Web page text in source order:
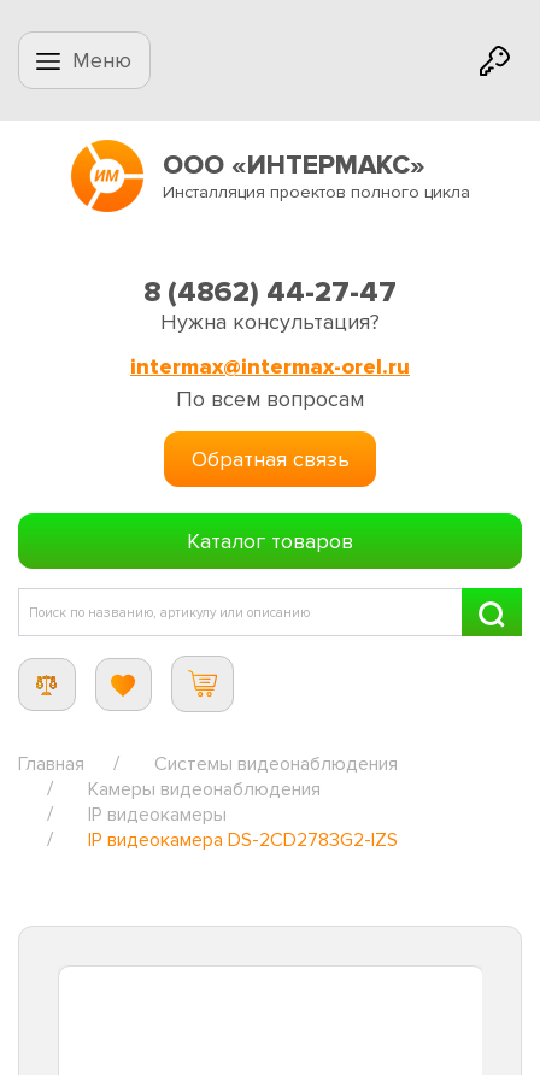
Меню
ООО «ИНТЕРМАКС»
Инсталляция проектов полного цикла
8 (4862) 44-27-47
Нужна консультация?
intermax@intermax-orel.ru
По всем вопросам
Обратная связь
Каталог товаров
Главная
Системы видеонаблюдения
Камеры видеонаблюдения
IP видеокамеры
IP видеокамера DS-2CD2783G2-IZS